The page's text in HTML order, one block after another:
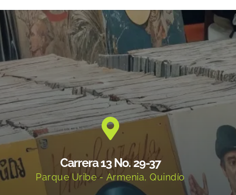
Carrera 13 No. 29-37
Parque Uribe - Armenia, Quindío